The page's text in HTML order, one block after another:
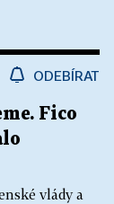
ODEBÍRAT
Fico
vlády a